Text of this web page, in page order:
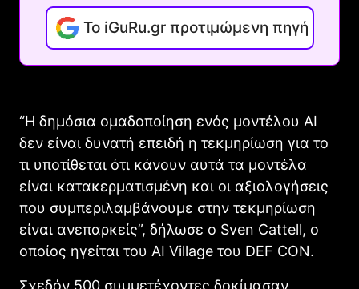
Το iGuRu.gr προτιμώμενη πηγή
“Η δημόσια ομαδοποίηση ενός μοντέλου AI
δεν είναι δυνατή επειδή η τεκμηρίωση για το
τι υποτίθεται ότι κάνουν αυτά τα μοντέλα
είναι κατακερματισμένη και οι αξιολογήσεις
που συμπεριλαμβάνουμε στην τεκμηρίωση
είναι ανεπαρκείς”, δήλωσε ο Sven Cattell, ο
οποίος ηγείται του AI Village του DEF CON.